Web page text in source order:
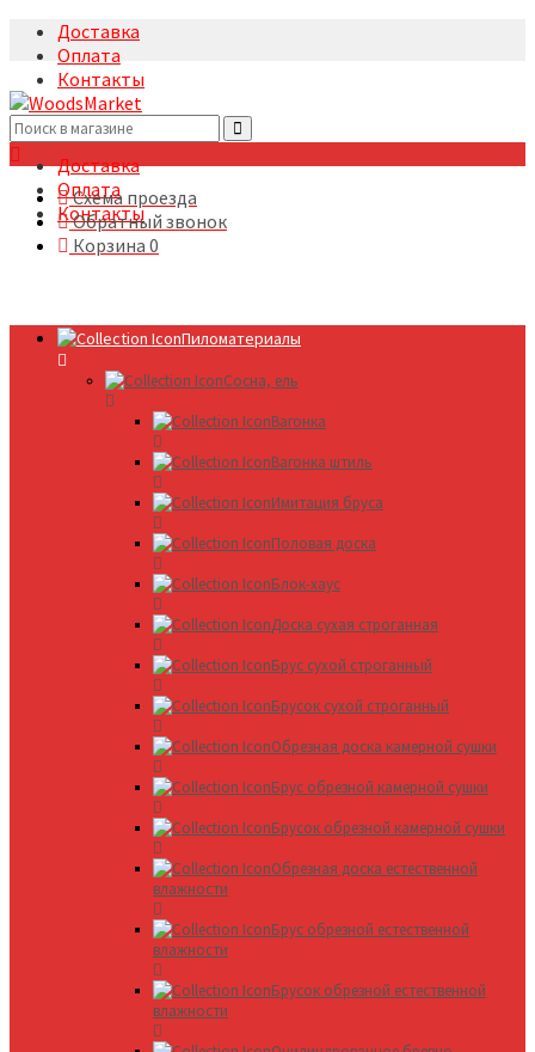
Доставка
Оплата
Контакты
+7(495)5322633
Доставка
Оплата
Контакты
Схема проезда
Обратный звонок
Корзина 0
Пиломатериалы
Сосна, ель
Вагонка
Вагонка штиль
Имитация бруса
Половая доска
Блок-хаус
Доска сухая строганная
Брус сухой строганный
Брусок сухой строганный
Обрезная доска камерной сушки
Брус обрезной камерной сушки
Брусок обрезной камерной сушки
Обрезная доска естественной
влажности
Брус обрезной естественной
влажности
Брусок обрезной естественной
влажности